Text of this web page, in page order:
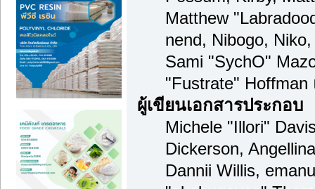
Matthew
nend, Nibogo,
Sami "SychO"
"Fustrate"
ผู้เขียนเอกสารประกอบ
Michele "Illori"
Dickerson,
Dannii Willis,